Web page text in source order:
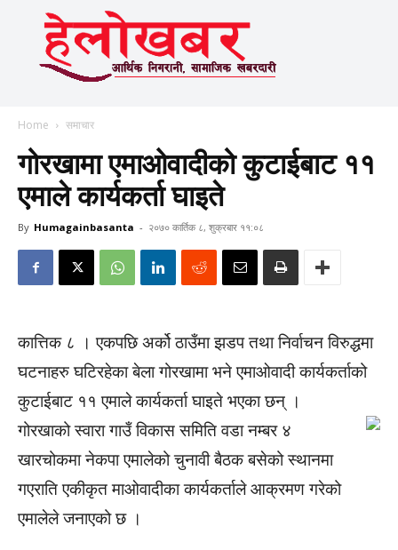
Home समाचार
गोरखामा एमाओवादीको कुटाईबाट ११
एमाले कार्यकर्ता घाइते
By Humagainbasanta - २०७० कार्तिक ८, शुक्रबार ११:०८
कात्तिक ८ । एकपछि अर्को ठाउँमा झडप तथा निर्वाचन विरुद्धमा
घटनाहरु घटिरहेका बेला गोरखामा भने एमाओवादी कार्यकर्ताको
कुटाईबाट ११ एमाले कार्यकर्ता घाइते भएका छन् ।
गोरखाको स्वारा गाउँ विकास समिति वडा नम्बर ४
खारचोकमा नेकपा एमालेको चुनावी बैठक बसेको स्थानमा
गएराति एकीकृत माओवादीका कार्यकर्ताले आक्रमण गरेको
एमालेले जनाएको छ ।